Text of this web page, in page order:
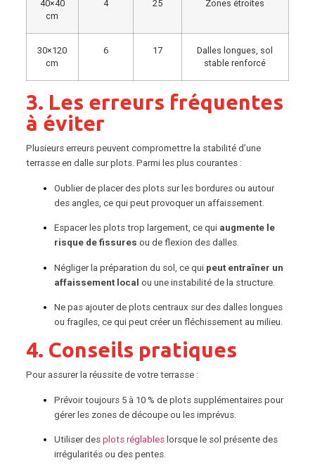
40×40
cm
4 25 Zones étroites
30×120
cm
6 17
Dalles longues, sol
stable renforcé
3. Les erreurs fréquentes
à éviter
Plusieurs erreurs peuvent compromettre la stabilité d’une
terrasse en dalle sur plots. Parmi les plus courantes :
Oublier de placer des plots sur les bordures ou autour
des angles, ce qui peut provoquer un affaissement.
Espacer les plots trop largement, ce qui augmente le
risque de fissures ou de flexion des dalles.
Négliger la préparation du sol, ce qui peut entraîner un
affaissement local ou une instabilité de la structure.
Ne pas ajouter de plots centraux sur des dalles longues
ou fragiles, ce qui peut créer un fléchissement au milieu.
4. Conseils pratiques
Pour assurer la réussite de votre terrasse :
Prévoir toujours 5 à 10 % de plots supplémentaires pour
gérer les zones de découpe ou les imprévus.
Utiliser des plots réglableslorsque le sol présente des
irrégularités ou des pentes.